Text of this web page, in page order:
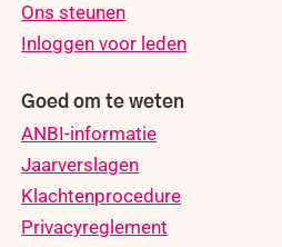
Ons steunen
Inloggen voor leden
Goed om te weten
ANBI-informatie
Jaarverslagen
Klachtenprocedure
Privacyreglement